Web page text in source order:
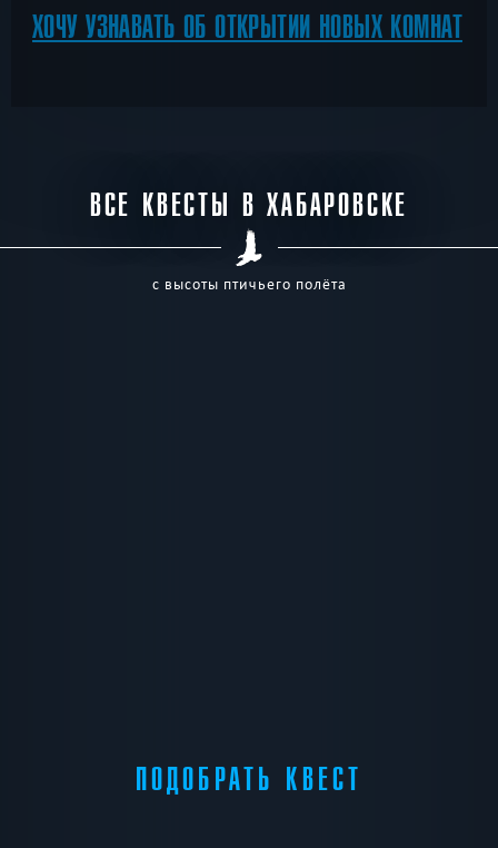
ХОЧУ УЗНАВАТЬ ОБ ОТКРЫТИИ НОВЫХ КОМНАТ
ВСЕ КВЕСТЫ В ХАБАРОВСКЕ
с высоты птичьего полёта
ПОДОБРАТЬ КВЕСТ